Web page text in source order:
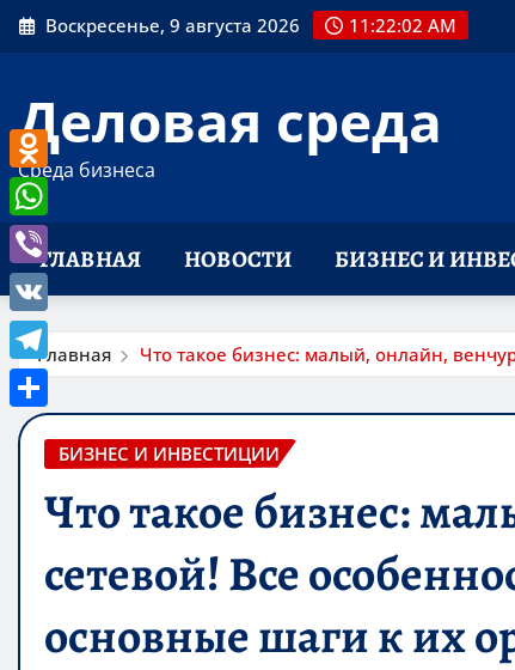
Перейти
к
Воскресенье, 9 августа 2026 11:22:03 AM
Деловая среда
Среда бизнеса
ГЛАВНАЯ НОВОСТИ БИЗНЕС И
Главная Что такое бизнес: малый, онлайн,
БИЗНЕС И ИНВЕСТИЦИИ
Что такое бизнес:
сетевой! Все
основные шаги к их
Odnoklassniki
WhatsApp
Viber
VK
Telegram
Отправить